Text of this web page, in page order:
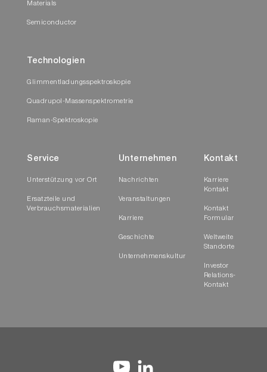
Materials
Semiconductor
Technologien
Glimmentladungsspektroskopie
Quadrupol-Massenspektrometrie
Raman-Spektroskopie
Service
Unterstützung vor Ort
Ersatzteile und
Verbrauchsmaterialien
Unternehmen
Nachrichten
Veranstaltungen
Karriere
Geschichte
Unternehmenskultur
Kontakt
Karriere
Kontakt
Kontakt
Formular
Weltweite
Standorte
Investor
Relations-
Kontakt